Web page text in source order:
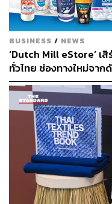
BUSINESS / NEWS
‘Dutch Mill eStore’ เ
ทั่วไทย ช่องทางใหม่จา
ประเทศ ส่งไว สั่งก่อนเ
เย็นตรงจากโรงงาน